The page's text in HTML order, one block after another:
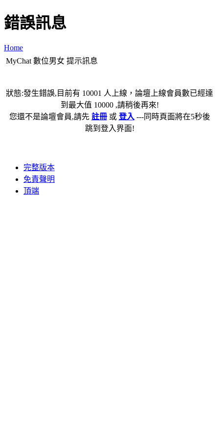
錯誤訊息
Home
MyChat 數位男女 提示訊息
狀態:發生錯誤,目前有 10001 人上線，論壇上線會員數已經達
到最大值 10000 ,請稍後再來!
您還不是論壇會員,請先 註冊或 登入 ---同時頁面將在5秒後
跳到登入界面!
完整版本
免責聲明
頂端